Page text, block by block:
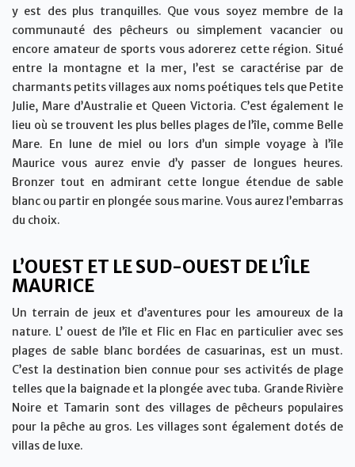
y est des plus tranquilles. Que vous soyez membre de la
communauté des pêcheurs ou simplement vacancier ou
encore amateur de sports vous adorerez cette région. Situé
entre la montagne et la mer, l’est se caractérise par de
charmants petits villages aux noms poétiques tels que Petite
Julie, Mare d’Australie et Queen Victoria. C’est également le
lieu où se trouvent les plus belles plages de l’île, comme Belle
Mare. En lune de miel ou lors d’un simple voyage à l’île
Maurice vous aurez envie d’y passer de longues heures.
Bronzer tout en admirant cette longue étendue de sable
blanc ou partir en plongée sous marine. Vous aurez l’embarras
du choix.
L’OUEST ET LE SUD-OUEST DE L’ÎLE
MAURICE
Un terrain de jeux et d’aventures pour les amoureux de la
nature. L’ ouest de l’île et Flic en Flac en particulier avec ses
plages de sable blanc bordées de casuarinas, est un must.
C’est la destination bien connue pour ses activités de plage
telles que la baignade et la plongée avec tuba. Grande Rivière
Noire et Tamarin sont des villages de pêcheurs populaires
pour la pêche au gros. Les villages sont également dotés de
villas de luxe.